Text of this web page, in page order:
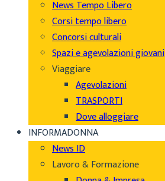
News Tempo Libero
Corsi tempo libero
Concorsi culturali
Spazi e agevolazioni giovani
Viaggiare
Agevolazioni
TRASPORTI
Dove alloggiare
INFORMADONNA
News ID
Lavoro & Formazione